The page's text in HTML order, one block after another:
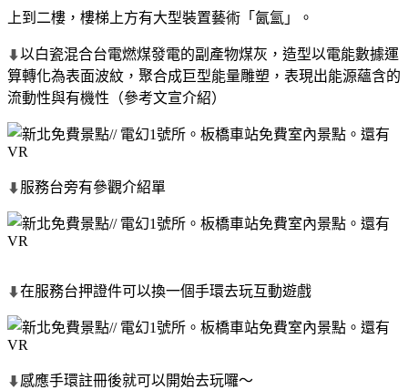
上到二樓，樓梯上方有大型裝置藝術「氤氳」。
⬇以白瓷混合台電燃煤發電的副產物煤灰，造型以電能數據運
算轉化為表面波紋，聚合成巨型能量雕塑，表現出能源蘊含的
流動性與有機性（參考文宣介紹）
⬇服務台旁有參觀介紹單
⬇在服務台押證件可以換一個手環去玩互動遊戲
⬇感應手環註冊後就可以開始去玩囉～